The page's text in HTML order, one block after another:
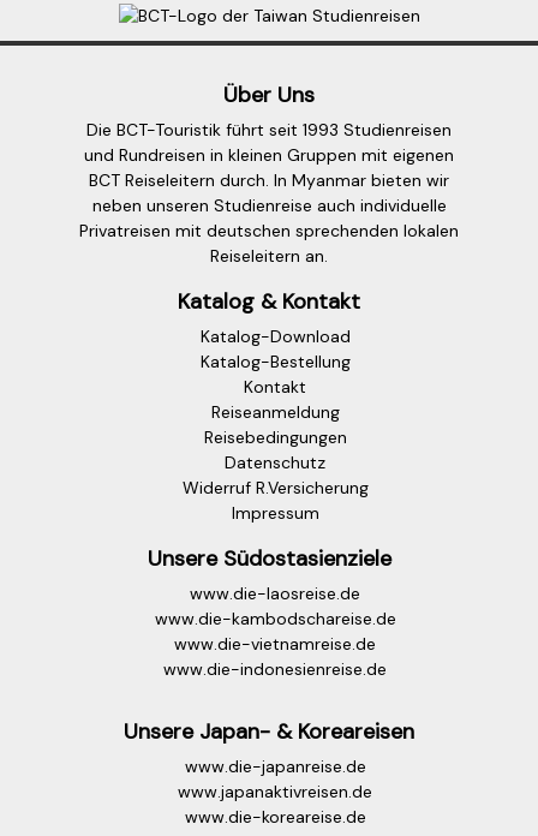
Über Uns
Die BCT-Touristik führt seit 1993 Studienreisen
und Rundreisen in kleinen Gruppen mit eigenen
BCT Reiseleitern durch. In Myanmar bieten wir
neben unseren Studienreise auch individuelle
Privatreisen mit deutschen sprechenden lokalen
Reiseleitern an.
Katalog & Kontakt
Katalog-Download
Katalog-Bestellung
Kontakt
Reiseanmeldung
Reisebedingungen
Datenschutz
Widerruf R.Versicherung
Impressum
Unsere Südostasienziele
www.die-laosreise.de
www.die-kambodschareise.de
www.die-vietnamreise.de
www.die-indonesienreise.de
Unsere Japan- & Koreareisen
www.die-japanreise.de
www.japanaktivreisen.de
www.die-koreareise.de